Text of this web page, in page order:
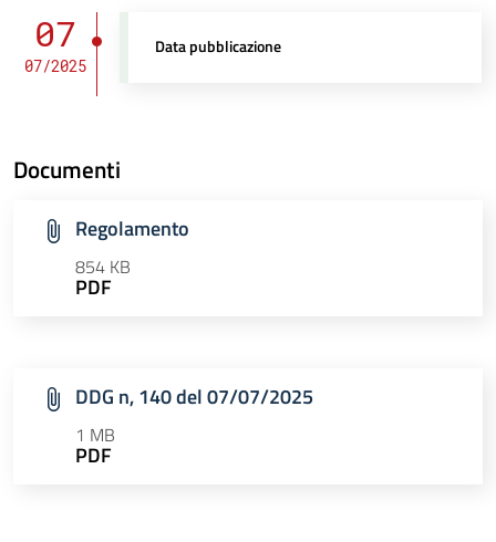
07
07/2025
Data pubblicazione
Documenti
Regolamento
854 KB
PDF
DDG n, 140 del 07/07/2025
1 MB
PDF